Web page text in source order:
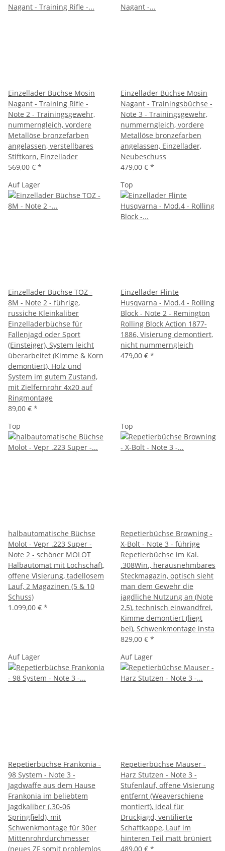
Einzellader Büchse Mosin
Nagant - Training Rifle -
Note 2 - Trainingsgewehr,
nummerngleich, vordere
Metallöse bronzefarben
angelassen, verstellbares
Stiftkorn, Einzellader
569,00 € *
Einzellader Büchse Mosin
Nagant - Trainingsbüchse -
Note 3 - Trainingsgewehr,
nummerngleich, vordere
Metallöse bronzefarben
angelassen, Einzellader,
Neubeschuss
479,00 € *
Auf Lager
Einzellader Büchse TOZ -
8M - Note 2 - führige,
russiche Kleinkaliber
Einzelladerbüchse für
Fallenjagd oder Sport
(Einsteiger), System leicht
überarbeitet (Kimme & Korn
demontiert), Holz und
System im gutem Zustand,
mit Zielfernrohr 4x20 auf
Ringmontage
89,00 € *
Top
Einzellader Flinte
Husqvarna - Mod.4 - Rolling
Block - Note 2 - Remington
Rolling Block Action 1877-
1886, Visierung demontiert,
nicht nummerngleich
479,00 € *
Top
halbautomatische Büchse
Molot - Vepr .223 Super -
Note 2 - schöner MOLOT
Halbautomat mit Lochschaft,
offene Visierung, tadellosem
Lauf, 2 Magazinen (5 & 10
Schuss)
1.099,00 € *
Top
Repetierbüchse Browning -
X-Bolt - Note 3 - führige
Repetierbüchse im Kal.
.308Win., herausnehmbares
Steckmagazin, optisch sieht
man dem Gewehr die
jagdliche Nutzung an (Note
2,5), technisch einwandfrei,
Kimme demontiert (liegt
bei), Schwenkmontage insta
829,00 € *
Auf Lager
Repetierbüchse Frankonia -
98 System - Note 3 -
Jagdwaffe aus dem Hause
Frankonia im beliebtem
Jagdkaliber (.30-06
Springfield), mit
Schwenkmontage für 30er
Mittenrohrdurchmesser
(neues ZF somit problemlos
Auf Lager
Repetierbüchse Mauser -
Harz Stutzen - Note 3 -
Stufenlauf, offene Visierung
entfernt (Weaverschiene
montiert), ideal für
Drückjagd, ventilierte
Schaftkappe, Lauf im
hinteren Teil matt brüniert
489,00 € *